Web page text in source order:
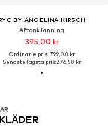
BY ANGELINA KIRSCH
Aftonklänning
395,00 kr
Ordinarie pris: 799,00 kr
Senaste lägsta pris:276,50 kr